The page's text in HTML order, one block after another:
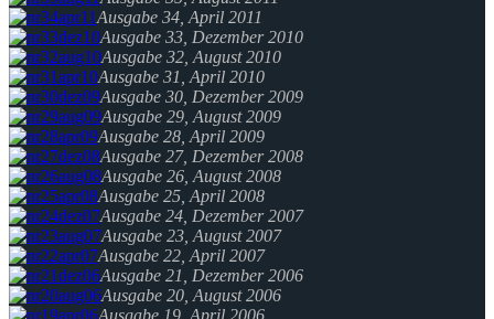
Ausgabe 34, April 2011
Ausgabe 33, Dezember 2010
Ausgabe 32, August 2010
Ausgabe 31, April 2010
Ausgabe 30, Dezember 2009
Ausgabe 29, August 2009
Ausgabe 28, April 2009
Ausgabe 27, Dezember 2008
Ausgabe 26, August 2008
Ausgabe 25, April 2008
Ausgabe 24, Dezember 2007
Ausgabe 23, August 2007
Ausgabe 22, April 2007
Ausgabe 21, Dezember 2006
Ausgabe 20, August 2006
Ausgabe 19, April 2006